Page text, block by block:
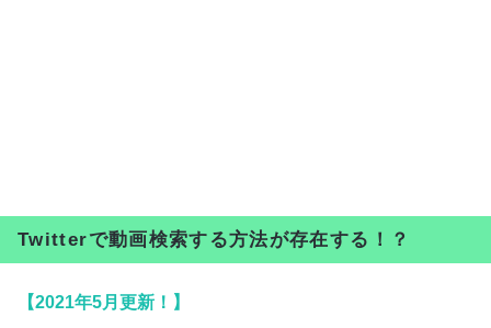
Twitterで動画検索する方法が存在する！？
【2021年5月更新！】